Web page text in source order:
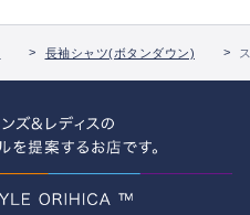
長袖シャツ(ボタンダウン)